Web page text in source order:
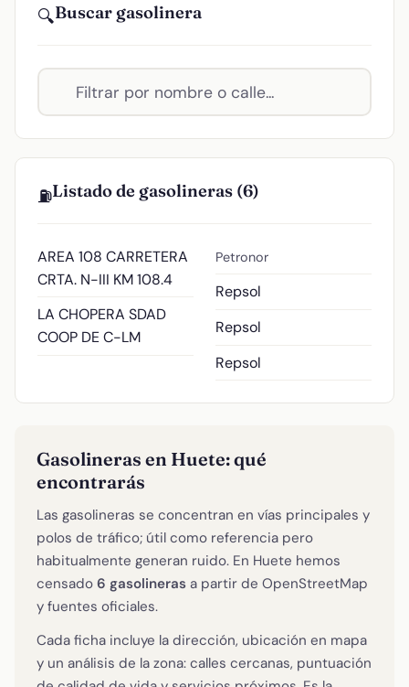
🔍Buscar gasolinera
⛽Listado de gasolineras (6)
AREA 108 CARRETERA
CRTA. N-III KM 108.4
LA CHOPERA SDAD
COOP DE C-LM
Petronor
Repsol
Repsol
Repsol
Gasolineras en Huete: qué
encontrarás
Las gasolineras se concentran en vías principales y
polos de tráfico; útil como referencia pero
habitualmente generan ruido. En Huete hemos
censado 6 gasolineras a partir de OpenStreetMap
y fuentes oficiales.
Cada ficha incluye la dirección, ubicación en mapa
y un análisis de la zona: calles cercanas, puntuación